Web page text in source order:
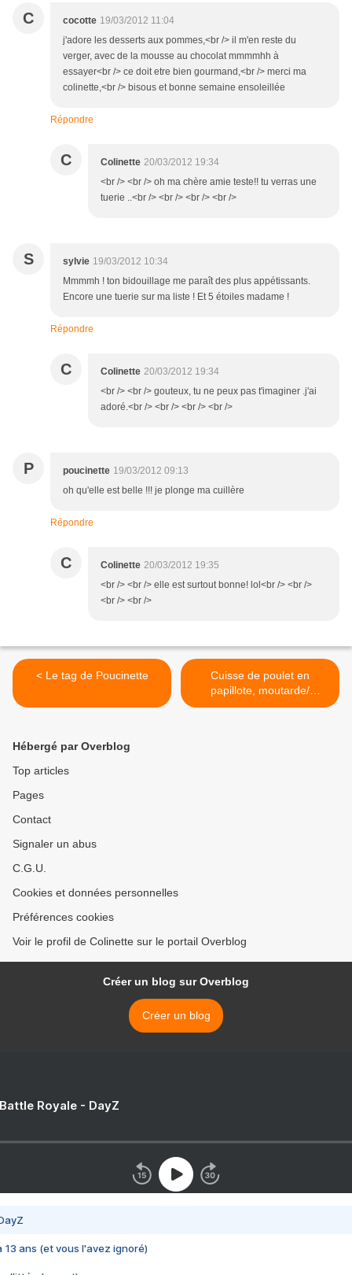
C cocotte 19/03/2012 11:04
j'adore les desserts aux pommes,<br /> il m'en reste du
verger, avec de la mousse au chocolat mmmmhh à
essayer<br /> ce doit etre bien gourmand,<br /> merci ma
colinette,<br /> bisous et bonne semaine ensoleillée
Répondre
C Colinette 20/03/2012 19:34
<br /> <br /> oh ma chère amie teste!! tu verras une
tuerie ..<br /> <br /> <br /> <br />
S sylvie 19/03/2012 10:34
Mmmmh ! ton bidouillage me paraît des plus appétissants.
Encore une tuerie sur ma liste ! Et 5 étoiles madame !
Répondre
C Colinette 20/03/2012 19:34
<br /> <br /> gouteux, tu ne peux pas t'imaginer .j'ai
adoré.<br /> <br /> <br /> <br />
P poucinette 19/03/2012 09:13
oh qu'elle est belle !!! je plonge ma cuillère
Répondre
C Colinette 20/03/2012 19:35
<br /> <br /> elle est surtout bonne! lol<br /> <br />
<br /> <br />
< Le tag de Poucinette
Cuisse de poulet en
papillote, moutarde/
estragon >
Hébergé par Overblog
Top articles
Pages
Contact
Signaler un abus
C.G.U.
Cookies et données personnelles
Préférences cookies
Voir le profil de Colinette sur le portail Overblog
Créer un blog sur Overblog
Créer un blog
Royale - DayZ
13 ans (et vous l'avez ignoré)